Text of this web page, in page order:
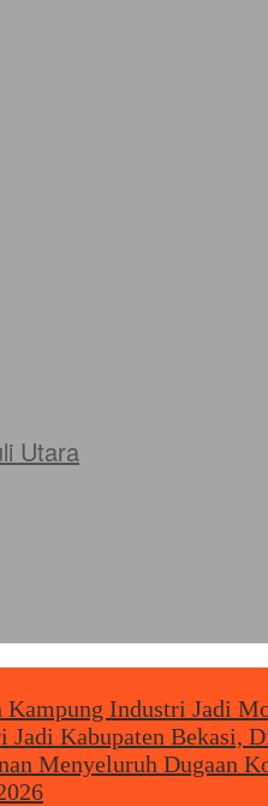
Utara
Industri Jadi
Jadi Kabupaten Bekasi,
Menyeluruh Dugaan